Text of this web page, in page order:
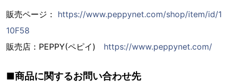
販売ページ： https://www.peppynet.com/shop/item/id/1
10F58
販売店：PEPPY(ペピイ) https://www.peppynet.com/
■商品に関するお問い合わせ先